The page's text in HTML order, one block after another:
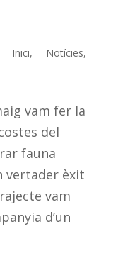
Inici, Notícies,
vam fer la
del
fauna
vertader èxit
vam
d’un